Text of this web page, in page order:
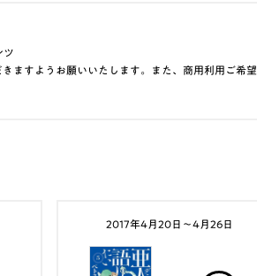
ツ
ますようお願いいたします。また、商用利用ご希望
2017年4月20日〜4月26日